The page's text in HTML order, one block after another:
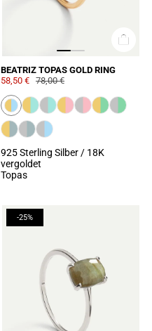
BEATRIZ TOPAS GOLD RING
58,50 € 78,00 €
925 Sterling Silber / 18K
vergoldet
Topas
-25%